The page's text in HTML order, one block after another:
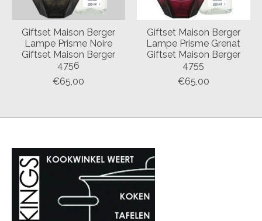
Giftset Maison Berger
Lampe Prisme Noire
Giftset Maison Berger
4756
€65,00
Giftset Maison Berger
Lampe Prisme Grenat
Giftset Maison Berger
4755
€65,00